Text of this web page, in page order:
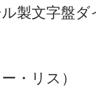
製文字盤
・リス）